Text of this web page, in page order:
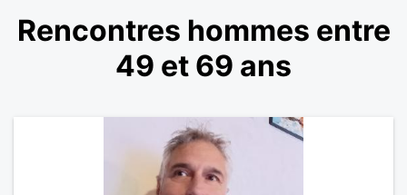
Rencontres hommes entre
49 et 69 ans